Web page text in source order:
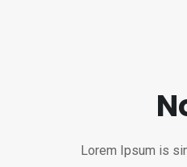
Lorem Ipsum is